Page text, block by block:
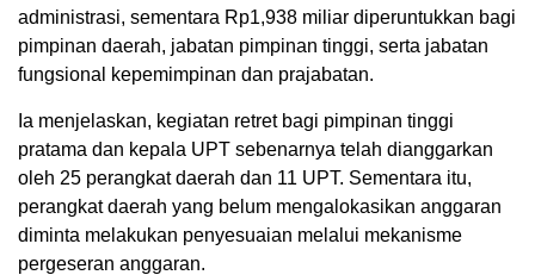
administrasi, sementara Rp1,938 miliar diperuntukkan bagi
pimpinan daerah, jabatan pimpinan tinggi, serta jabatan
fungsional kepemimpinan dan prajabatan.
Ia menjelaskan, kegiatan retret bagi pimpinan tinggi
pratama dan kepala UPT sebenarnya telah dianggarkan
oleh 25 perangkat daerah dan 11 UPT. Sementara itu,
perangkat daerah yang belum mengalokasikan anggaran
diminta melakukan penyesuaian melalui mekanisme
pergeseran anggaran.